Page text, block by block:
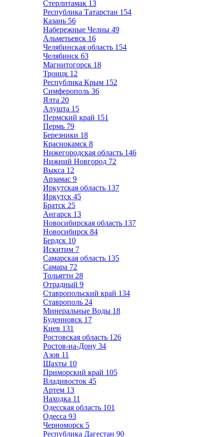
Стерлитамак 13
Республика Татарстан 154
Казань 56
Набережные Челны 49
Альметьевск 16
Челябинская область 154
Челябинск 63
Магнитогорск 18
Троицк 12
Республика Крым 152
Симферополь 36
Ялта 20
Алушта 15
Пермский край 151
Пермь 79
Березники 18
Краснокамск 8
Нижегородская область 146
Нижний Новгород 72
Выкса 12
Арзамас 9
Иркутская область 137
Иркутск 45
Братск 25
Ангарск 13
Новосибирская область 137
Новосибирск 84
Бердск 10
Искитим 7
Самарская область 135
Самара 72
Тольятти 28
Отрадный 9
Ставропольский край 134
Ставрополь 24
Минеральные Воды 18
Буденновск 17
Киев 131
Ростовская область 126
Ростов-на-Дону 34
Азов 11
Шахты 10
Приморский край 105
Владивосток 45
Артем 13
Находка 11
Одесская область 101
Одесса 93
Черноморск 5
Республика Дагестан 90